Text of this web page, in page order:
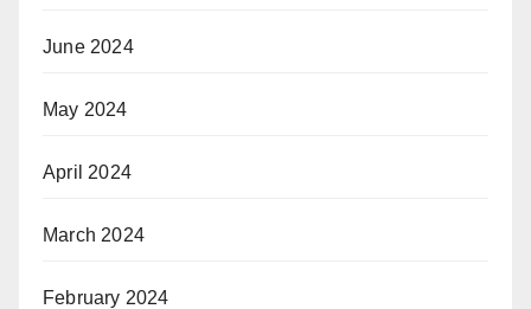
June 2024
May 2024
April 2024
March 2024
February 2024